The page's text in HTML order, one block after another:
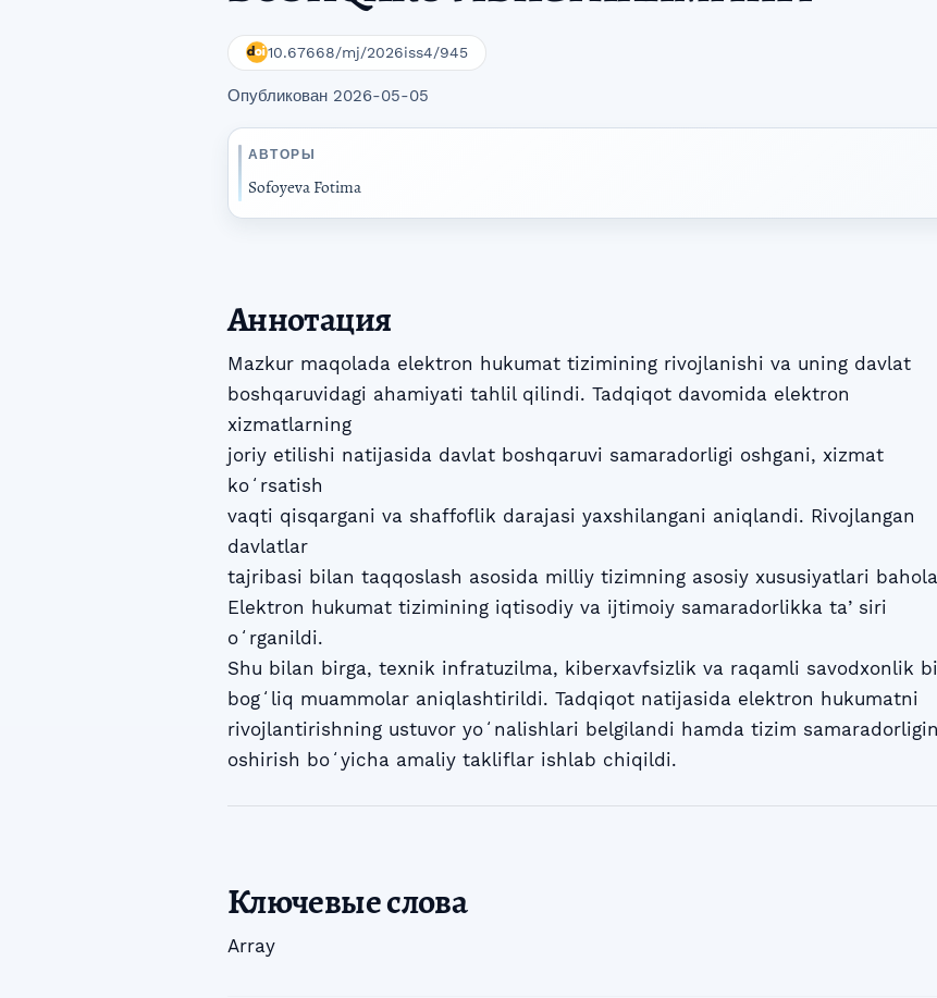
10.67668/mj/2026iss4/945
Опубликован 2026-05-05
АВТОРЫ
Sofoyeva Fotima
Аннотация
Mazkur maqolada elektron hukumat tizimining rivojlanishi va uning davlat
boshqaruvidagi ahamiyati tahlil qilindi. Tadqiqot davomida elektron
xizmatlarning
joriy etilishi natijasida davlat boshqaruvi samaradorligi oshgani, xizmat
koʻrsatish
vaqti qisqargani va shaffoflik darajasi yaxshilangani aniqlandi. Rivojlangan
davlatlar
tajribasi bilan taqqoslash asosida milliy tizimning asosiy xususiyatlari
Elektron hukumat tizimining iqtisodiy va ijtimoiy samaradorlikka taʼsiri
oʻrganildi.
Shu bilan birga, texnik infratuzilma, kiberxavfsizlik va raqamli savodxonlik
bogʻliq muammolar aniqlashtirildi. Tadqiqot natijasida elektron hukumatni
rivojlantirishning ustuvor yoʻnalishlari belgilandi hamda tizim
oshirish boʻyicha amaliy takliflar ishlab chiqildi.
Ключевые слова
Array